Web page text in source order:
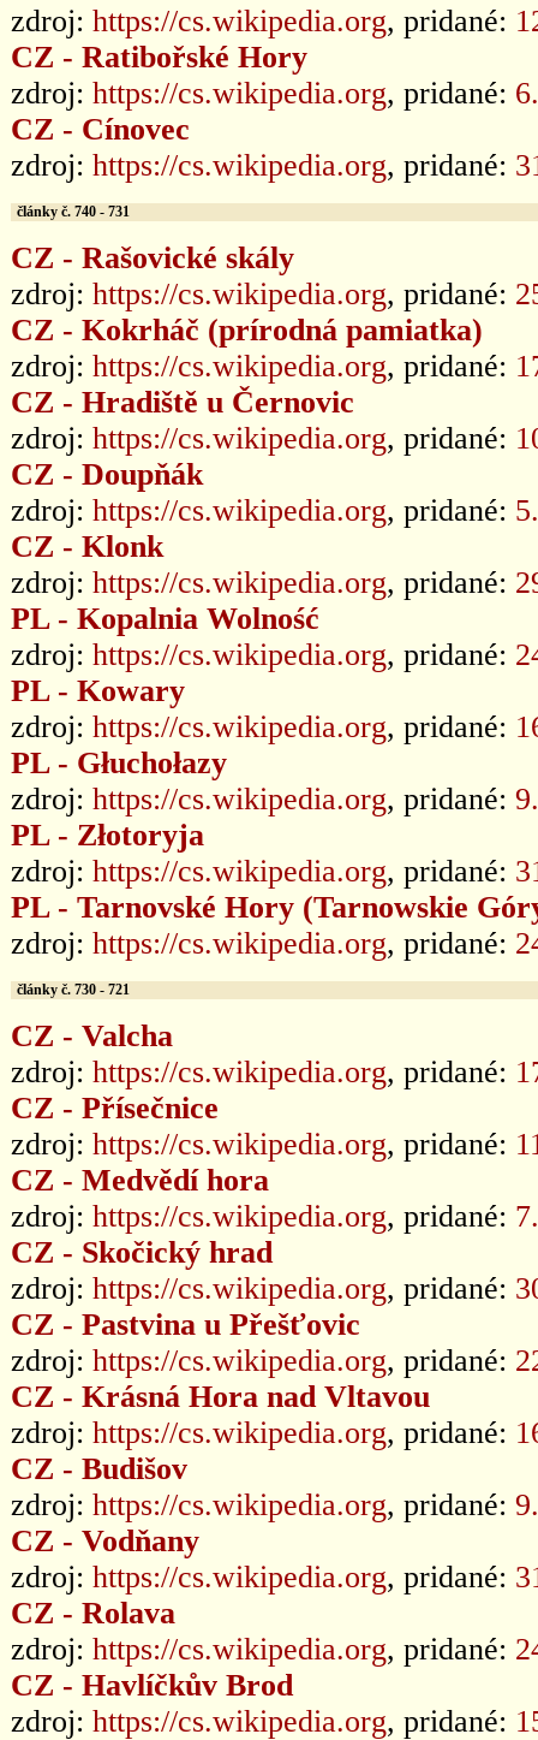
zdroj: https://cs.wikipedia.org, pridané:
CZ - Ratibořské Hory
zdroj: https://cs.wikipedia.org, pridané:
CZ - Cínovec
zdroj: https://cs.wikipedia.org, pridané:
články č. 740 - 731
CZ - Rašovické skály
zdroj: https://cs.wikipedia.org, pridané:
CZ - Kokrháč (prírodná pamiatka)
zdroj: https://cs.wikipedia.org, pridané:
CZ - Hradiště u Černovic
zdroj: https://cs.wikipedia.org, pridané:
CZ - Doupňák
zdroj: https://cs.wikipedia.org, pridané:
CZ - Klonk
zdroj: https://cs.wikipedia.org, pridané:
PL - Kopalnia Wolność
zdroj: https://cs.wikipedia.org, pridané:
PL - Kowary
zdroj: https://cs.wikipedia.org, pridané:
PL - Głuchołazy
zdroj: https://cs.wikipedia.org, pridané:
PL - Złotoryja
zdroj: https://cs.wikipedia.org, pridané:
PL - Tarnovské Hory (Tarnowskie
zdroj: https://cs.wikipedia.org, pridané:
články č. 730 - 721
CZ - Valcha
zdroj: https://cs.wikipedia.org, pridané:
CZ - Přísečnice
zdroj: https://cs.wikipedia.org, pridané:
CZ - Medvědí hora
zdroj: https://cs.wikipedia.org, pridané:
CZ - Skočický hrad
zdroj: https://cs.wikipedia.org, pridané:
CZ - Pastvina u Přešťovic
zdroj: https://cs.wikipedia.org, pridané:
CZ - Krásná Hora nad Vltavou
zdroj: https://cs.wikipedia.org, pridané:
CZ - Budišov
zdroj: https://cs.wikipedia.org, pridané:
CZ - Vodňany
zdroj: https://cs.wikipedia.org, pridané:
CZ - Rolava
zdroj: https://cs.wikipedia.org, pridané:
CZ - Havlíčkův Brod
zdroj: https://cs.wikipedia.org, pridané: